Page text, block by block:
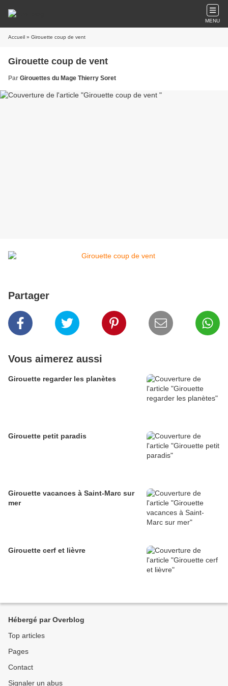
MENU
Accueil » Girouette coup de vent
Girouette coup de vent
Par Girouettes du Mage Thierry Soret
Partager
Vous aimerez aussi
Girouette regarder les planètes
Girouette petit paradis
Girouette vacances à Saint-Marc sur
mer
Girouette cerf et lièvre
Hébergé par Overblog
Top articles
Pages
Contact
Signaler un abus